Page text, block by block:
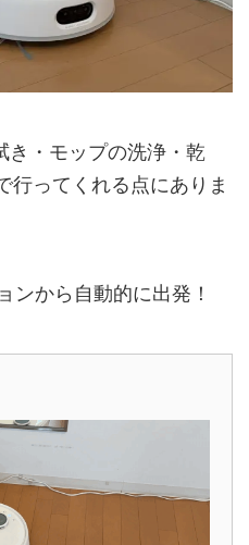
き・モップの洗浄・乾
行ってくれる点にありま
から自動的に出発！